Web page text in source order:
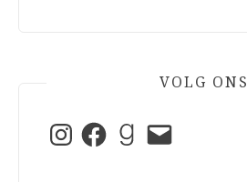
VOLG ONS
InstagramFacebookGoodreads
E-
mail